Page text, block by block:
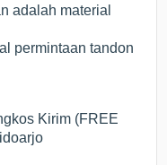
adalah material
permintaan tandon
Kirim (FREE